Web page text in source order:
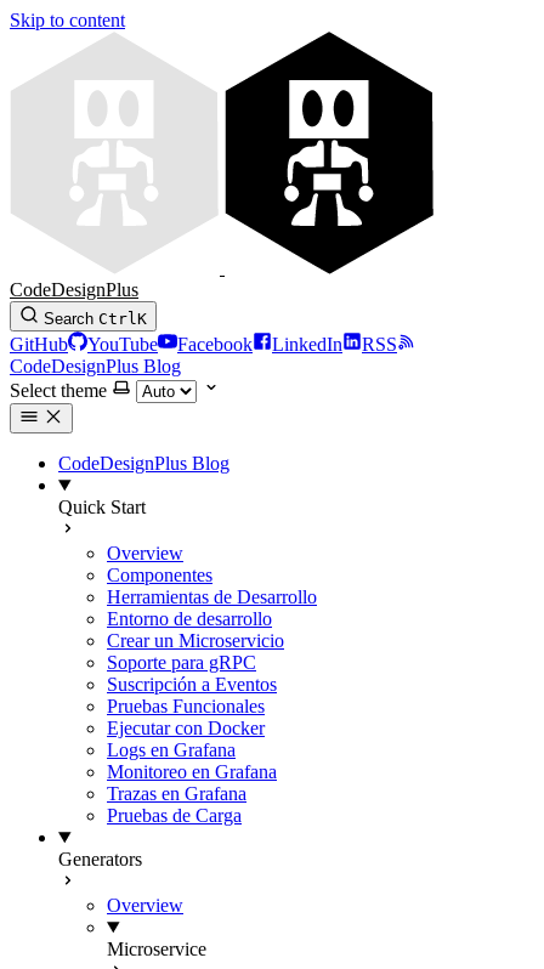
Skip to content
CodeDesignPlus
Search CtrlK
GitHub YouTube Facebook LinkedIn
RSS
CodeDesignPlus Blog
Select theme
CodeDesignPlus Blog
Quick Start
Overview
Componentes
Herramientas de Desarrollo
Entorno de desarrollo
Crear un Microservicio
Soporte para gRPC
Suscripción a Eventos
Pruebas Funcionales
Ejecutar con Docker
Logs en Grafana
Monitoreo en Grafana
Trazas en Grafana
Pruebas de Carga
Generators
Overview
Microservice